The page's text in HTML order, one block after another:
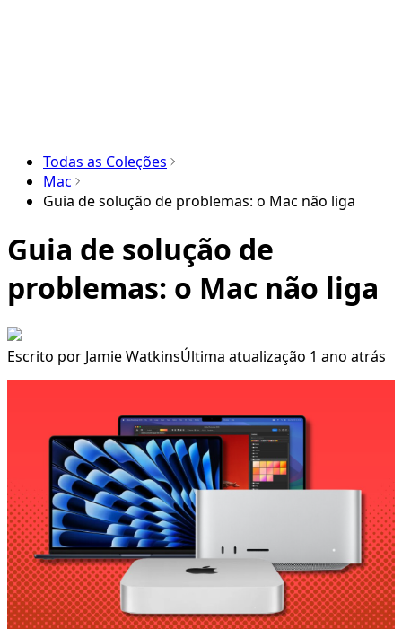
Todas as Coleções
Mac
Guia de solução de problemas: o Mac não liga
Guia de solução de
problemas: o Mac não liga
Escrito por Jamie WatkinsÚltima atualização 1 ano atrás